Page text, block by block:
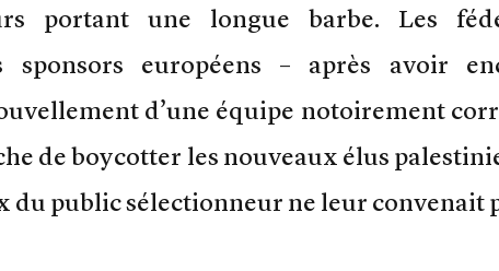
portant une longue barbe. Les
sponsors européens – après avoir
d’une équipe notoirement
de boycotter les nouveaux élus
du public sélectionneur ne leur convenait